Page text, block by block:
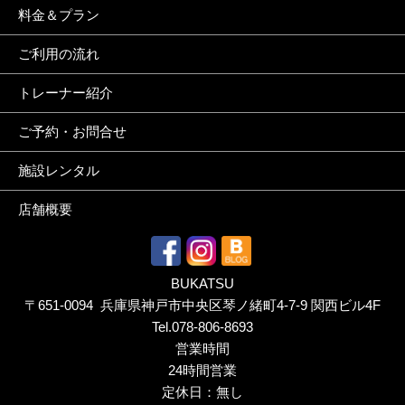
料金＆プラン
ご利用の流れ
トレーナー紹介
ご予約・お問合せ
施設レンタル
店舗概要
BUKATSU
〒651-0094 兵庫県神戸市中央区琴ノ緒町4-7-9 関西ビル4F
Tel.078-806-8693
営業時間
24時間営業
定休日：無し